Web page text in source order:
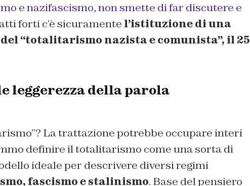
e nazifascismo, non smette di far discutere e
forti c’è sicuramente l’istituzione di una
“totalitarismo nazista e comunista”, il 25
leggerezza della parola
La trattazione potrebbe occupare interi
definire il totalitarismo come una sorta di
ideale per descrivere diversi regimi
fascismo e stalinismo. Base del pensiero